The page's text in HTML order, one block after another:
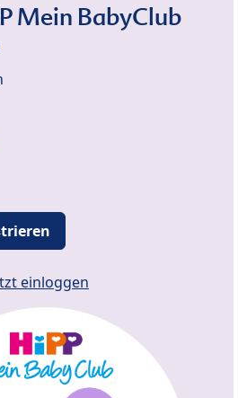
Mein BabyClub
einloggen